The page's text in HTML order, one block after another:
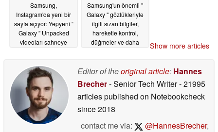
Samsung,
Instagram'da yeni bir
sayfa açıyor: Yepyeni “
Galaxy ” Unpacked
videoları sahneye
Samsung'un önemli "
Galaxy " gözlükleriyle
ilgili sızan bilgiler,
hareketle kontrol,
düğmeler ve daha
Show more articles
Editor of theoriginal article: Hannes
Brecher- Senior Tech Writer- 21995
articles published on Notebookcheck
since 2018
contact me via:
@HannesBrecher,